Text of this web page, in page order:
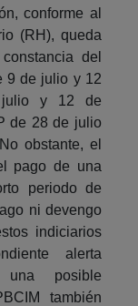
conforme al
(RH), queda
del
9 de julio y 12
julio y 12 de
de 28 de julio
obstante, el
pago de una
periodo de
ni devengo
indiciarios
alerta
posible
también